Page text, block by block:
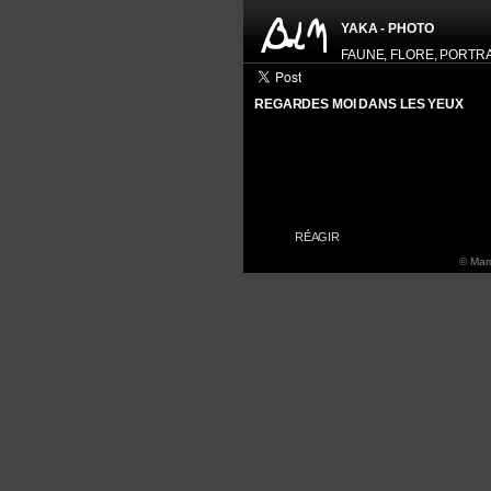
YAKA - PHOTO
FAUNE, FLORE,
REGARDES MOI DANS LES YEUX
HISTOGRAM
RÉAGIR
©